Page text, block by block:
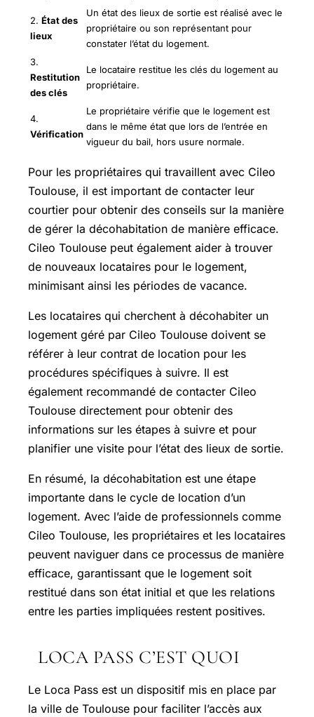
2. État des
lieux
Un état des lieux de sortie est réalisé avec le
propriétaire ou son représentant pour
constater l’état du logement.
3.
Restitution
des clés
Le locataire restitue les clés du logement au
propriétaire.
4.
Vérification
Le propriétaire vérifie que le logement est
dans le même état que lors de l’entrée en
vigueur du bail, hors usure normale.
Pour les propriétaires qui travaillent avec Cileo
Toulouse, il est important de contacter leur
courtier pour obtenir des conseils sur la manière
de gérer la décohabitation de manière efficace.
Cileo Toulouse peut également aider à trouver
de nouveaux locataires pour le logement,
minimisant ainsi les périodes de vacance.
Les locataires qui cherchent à décohabiter un
logement géré par Cileo Toulouse doivent se
référer à leur contrat de location pour les
procédures spécifiques à suivre. Il est
également recommandé de contacter Cileo
Toulouse directement pour obtenir des
informations sur les étapes à suivre et pour
planifier une visite pour l’état des lieux de sortie.
En résumé, la décohabitation est une étape
importante dans le cycle de location d’un
logement. Avec l’aide de professionnels comme
Cileo Toulouse, les propriétaires et les locataires
peuvent naviguer dans ce processus de manière
efficace, garantissant que le logement soit
restitué dans son état initial et que les relations
entre les parties impliquées restent positives.
LOCA PASS C’EST QUOI
Le Loca Pass est un dispositif mis en place par
la ville de Toulouse pour faciliter l’accès aux